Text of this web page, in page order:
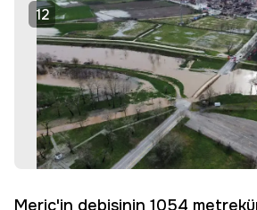
12
Meriç'in debisinin 1054